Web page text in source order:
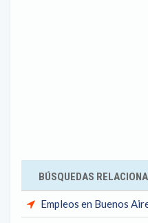
BÚSQUEDAS
Empleos en Buenos